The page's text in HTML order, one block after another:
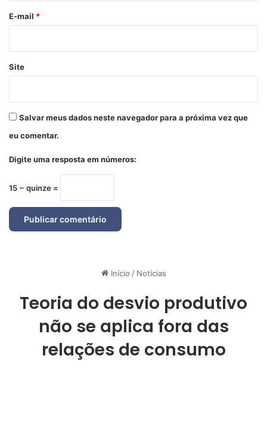
*
E-mail *
Site
Salvar meus dados neste navegador para a próxima vez que
eu comentar.
Digite uma resposta em números:
15 − quinze =